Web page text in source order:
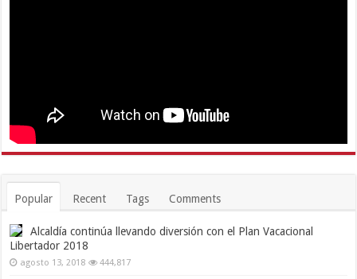
Popular Recent Tags Comments
Alcaldía continúa llevando diversión con el Plan Vacacional
Libertador 2018
agosto 13, 2018 444,817